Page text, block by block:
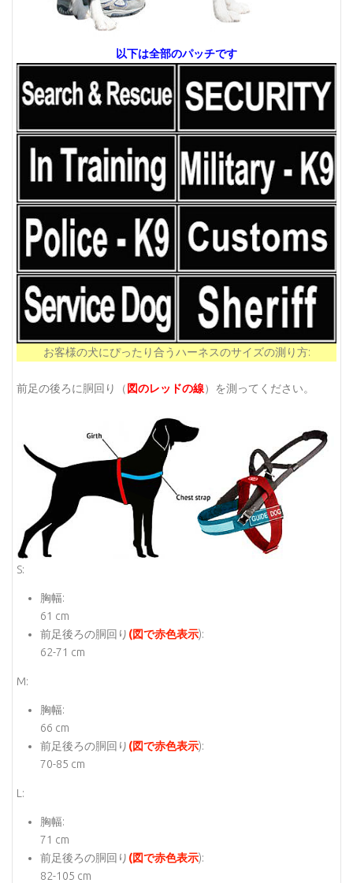
以下は全部のパッチです
お客様の犬にぴったり合うハーネスのサイズの測り方:
前足の後ろに胴回り（図のレッドの線）を測ってください。
S:
胸幅:
61 cm
前足後ろの胴回り (図で赤色表示):
62-71 cm
M:
胸幅:
66 cm
前足後ろの胴回り (図で赤色表示):
70-85 cm
L:
胸幅:
71 cm
前足後ろの胴回り (図で赤色表示):
82-105 cm